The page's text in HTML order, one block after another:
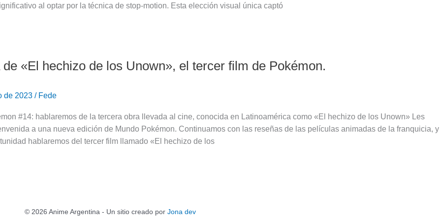
al optar por la técnica de stop-motion. Esta elección visual única captó
de «El hechizo de los Unown», el tercer film de Pokémon.
de 2023 / Fede
#14: hablaremos de la tercera obra llevada al cine, conocida en Latinoamérica como «El hechizo de los Unown» Les
a una nueva edición de Mundo Pokémon. Continuamos con las reseñas de las películas animadas de la franquicia, y
hablaremos del tercer film llamado «El hechizo de los
© 2026 Anime Argentina - Un sitio creado por Jona dev